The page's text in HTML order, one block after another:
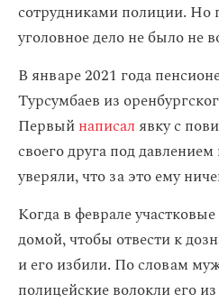
сотрудниками полиции. Но
уголовное дело не было не
В январе 2021 года
Турсумбаев из
Первыйнаписалявку с
своего друга под
уверяли, что за это ему
Когда в феврале
домой, чтобы отвести к
и его избили. По словам
полицейские волокли его